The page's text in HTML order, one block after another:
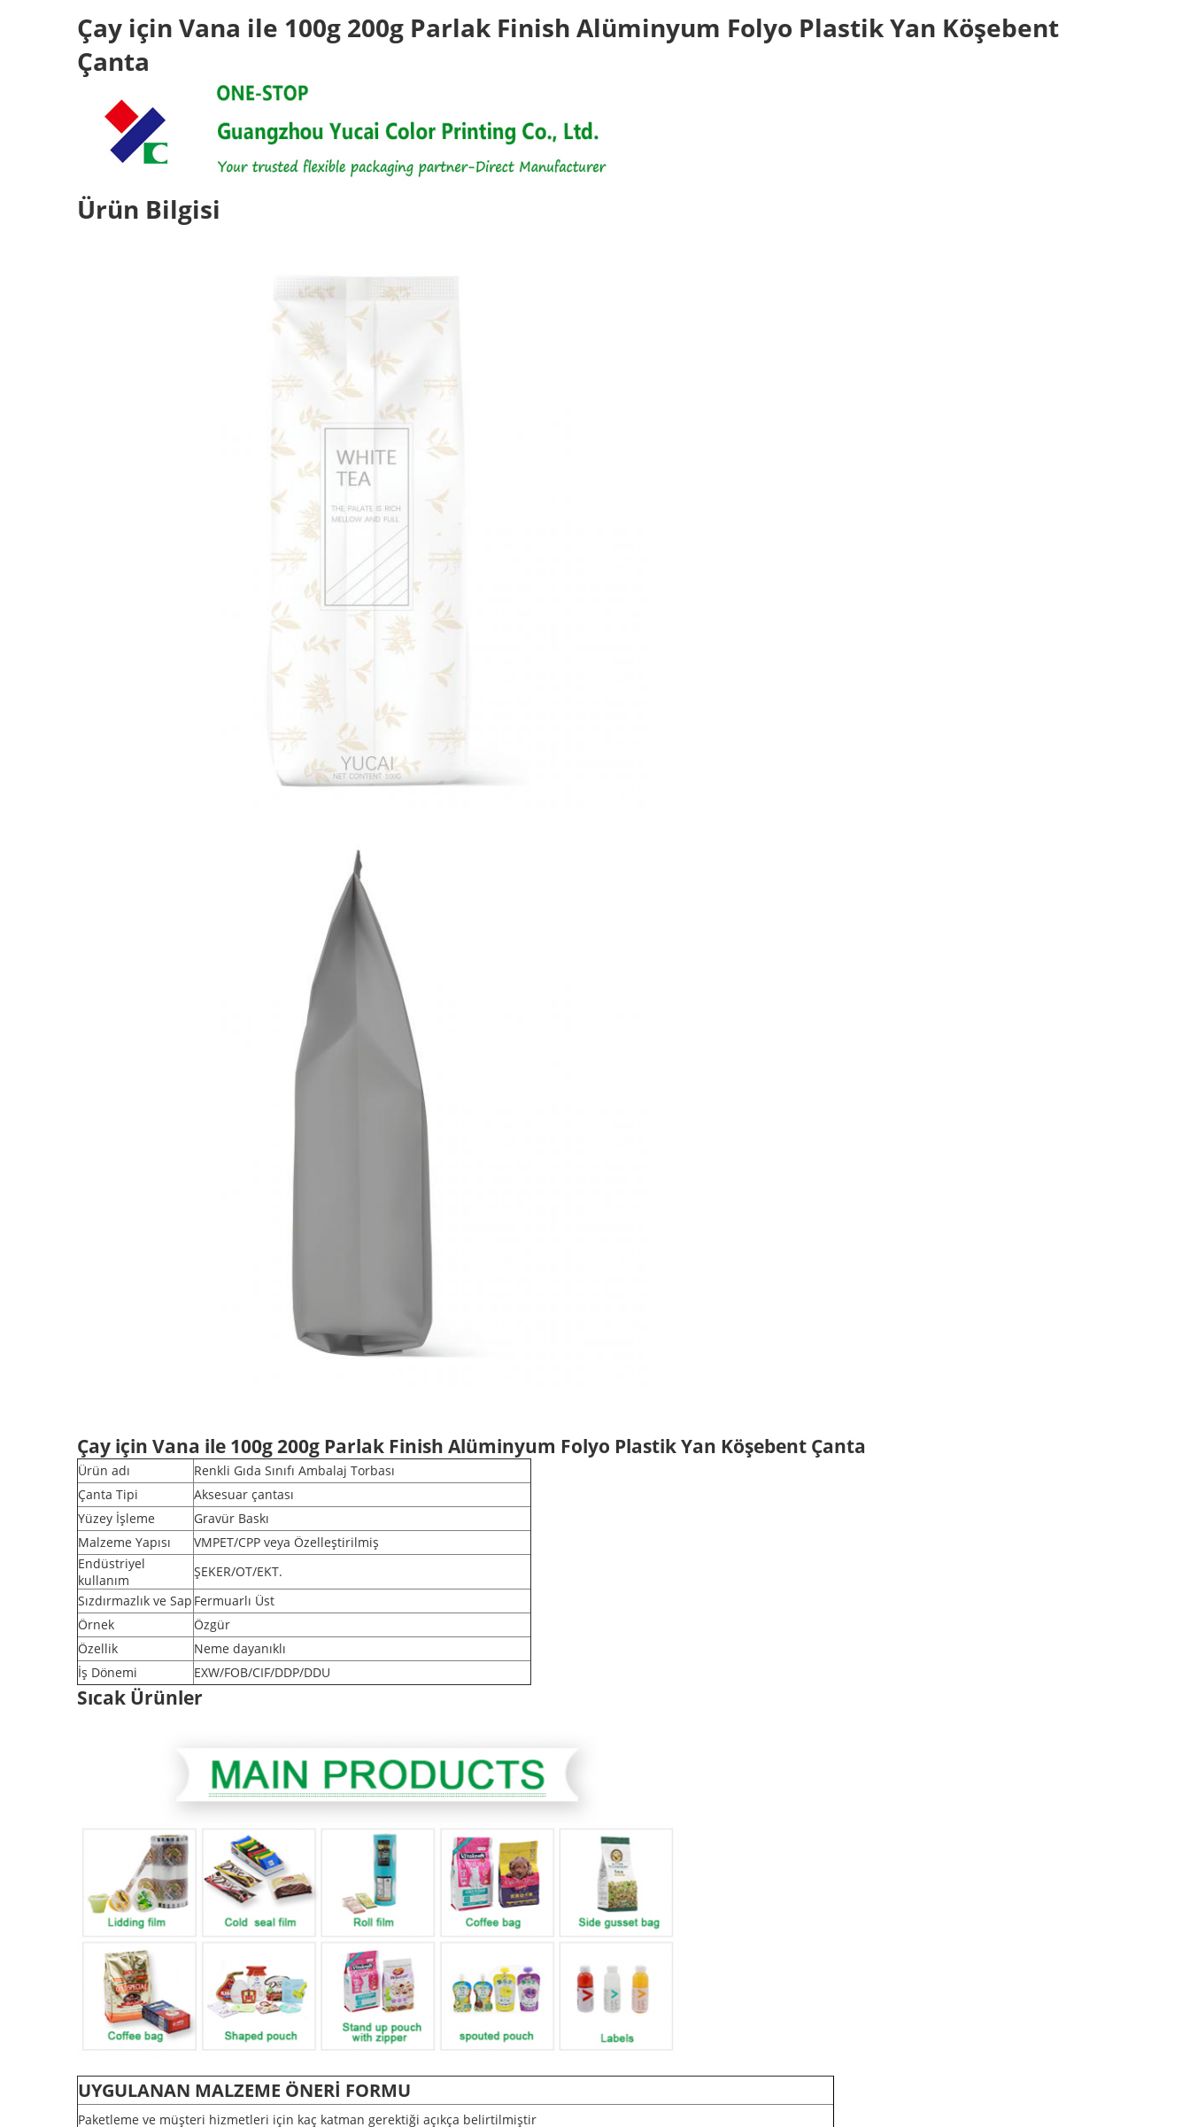
Çay için Vana ile 100g 200g Parlak Finish Alüminyum Folyo Plastik Yan Köşebent
Çanta
Ürün Bilgisi
Çay için Vana ile 100g 200g Parlak Finish Alüminyum Folyo Plastik Yan Köşebent Çanta
Ürün adı
Renkli Gıda Sınıfı Ambalaj Torbası
Çanta Tipi
Aksesuar çantası
Yüzey İşleme
Gravür Baskı
Malzeme Yapısı
VMPET/CPP veya Özelleştirilmiş
Endüstriyel
kullanım
ŞEKER/OT/EKT.
Sızdırmazlık ve Sap Fermuarlı Üst
Örnek
Özgür
Özellik
Neme dayanıklı
İş Dönemi
EXW/FOB/CIF/DDP/DDU
Sıcak Ürünler
UYGULANAN MALZEME ÖNERİ FORMU
Paketleme ve müşteri hizmetleri için kaç katman gerektiği açıkça belirtilmiştir